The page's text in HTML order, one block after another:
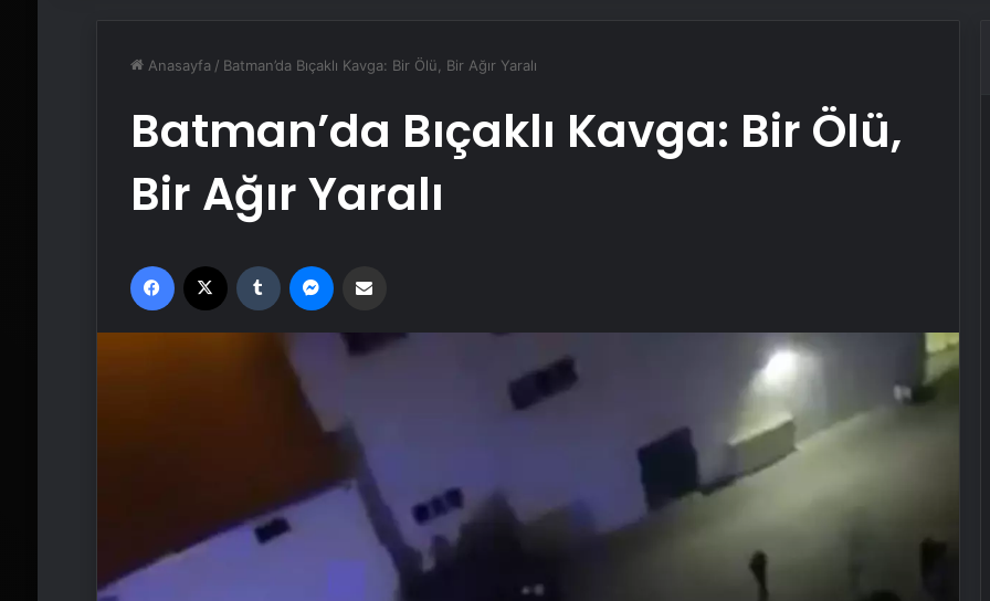
Anasayfa / Batman’da Bıçaklı Kavga: Bir Ölü, Bir Ağır Yaralı
Batman’da Bıçaklı Kavga: Bir Ölü,
Bir Ağır Yaralı
Facebook Tumblr